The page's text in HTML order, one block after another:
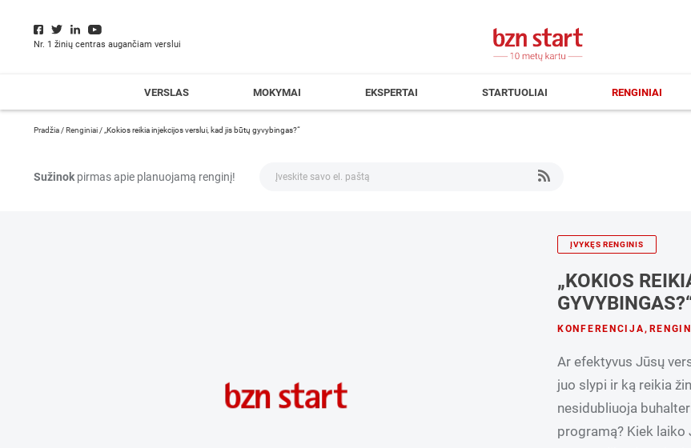
Nr. 1 žinių centras augančiam verslui
VERSLAS MOKYMAI EKSPERTAI STARTUOLIAI RENGINIAI
Pradžia /Renginiai / „Kokios reikia injekcijos verslui, kad jis būtų gyvybingas?“
Sužinok pirmas apie planuojamą renginį!
ĮVYKĘS RENGINIS
„KOKIOS
KONFERENCIJA,
Ar efektyvus Jūsų
juo slypi ir ką reikia
nesidubliuoja
programą? Kiek